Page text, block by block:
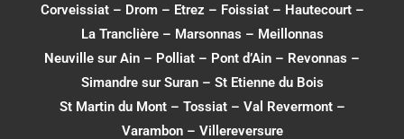
Corveissiat– Drom– Etrez – Foissiat– Hautecourt–
La Tranclière – Marsonnas – Meillonnas
Neuville sur Ain – Polliat – Pont d’Ain – Revonnas –
Simandre sur Suran– St Etienne du Bois
St Martin du Mont– Tossiat– Val Revermont–
Varambon– Villereversure